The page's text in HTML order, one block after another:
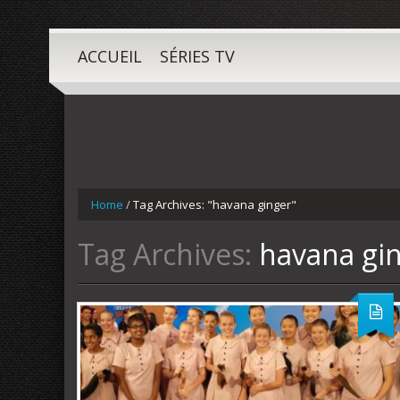
ACCUEIL SÉRIES TV
Home /Tag Archives: "havana ginger"
Tag Archives: havana